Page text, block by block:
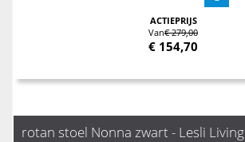
ACTIEPRIJS
Van€ 279,00
€ 154,70
rotan stoel Nonna zwart - Lesli Living